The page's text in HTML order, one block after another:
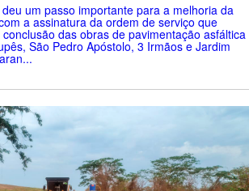
um passo importante para a melhoria da
a assinatura da ordem de serviço que
das obras de pavimentação asfáltica
São Pedro Apóstolo, 3 Irmãos e Jardim